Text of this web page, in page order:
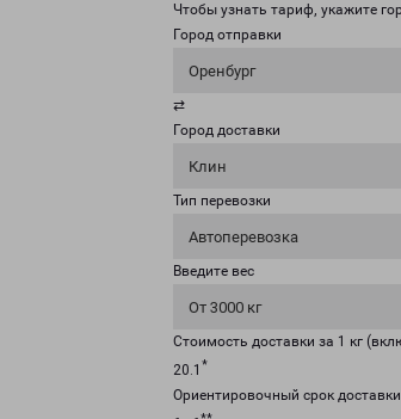
Чтобы узнать тариф, укажите
Город отправки
Оренбург
⇄
Город доставки
Клин
Тип перевозки
Автоперевозка
Введите вес
От 3000 кг
Стоимость доставки за 1 кг
20.1 *
Ориентировочный срок доставки